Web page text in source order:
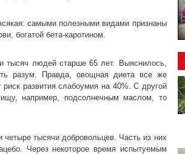
самыми полезными видами признаны
богатой бета-каротином.
тысяч людей старше 65 лет. Выяснилось,
разум. Правда, овощная диета все же
развития слабоумия на 40%. С другой
например, подсолнечным маслом, то
тысячи добровольцев. Часть из них
Через некоторое время испытуемым